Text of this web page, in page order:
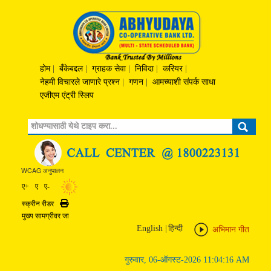
होम बँकेबद्दल ग्राहक सेवा निविदा करियर
नेहमी विचारले जाणारे प्रश्‍न
गणन
आमच्याशी संपर्क साधा
एजीएम एंट्री स्लिप
Search
WCAG अनुपालन
ए+ ए ए-
स्क्रीन रीडर
Print
मुख्य सामग्रीवर जा
अभिमान गीत
English हिन्दी
गुरुवार, 06-ऑगस्ट-2026 11:04:16 AM